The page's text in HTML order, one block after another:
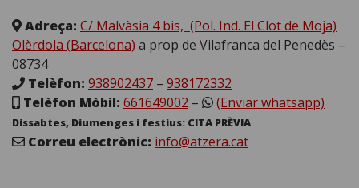
Adreça: C/ Malvàsia 4 bis, (Pol. Ind. El Clot de Moja)
Olèrdola (Barcelona) a prop de Vilafranca del Penedès –
08734
Telèfon: 938902437 – 938172332
Telèfon Mòbil: 661649002 – (Enviar whatsapp)
Dissabtes, Diumenges i festius: CITA PRÈVIA
Correu electrònic: info@atzera.cat